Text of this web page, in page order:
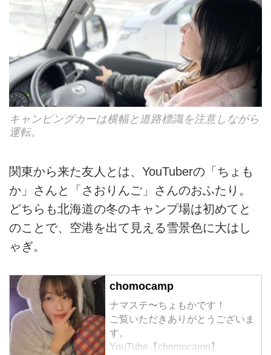
キャンピングカーは横幅と道路標識を注意しながら
運転。
関東から来た友人とは、YouTuberの「ちょも
か」さんと「さおりんご」さんのおふたり。
どちらも北海道の冬のキャンプ場は初めてと
のことで、空港を出て見える雪景色に大はし
ゃぎ。
chomocamp
ナマステ〜ちょもかです！
ご覧いただきありがとうございま
す。
YouTube【chomocamp】